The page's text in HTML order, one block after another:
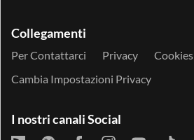
Collegamenti
Per Contattarci Privacy Cookies
Cambia Impostazioni Privacy
I nostri canali Social